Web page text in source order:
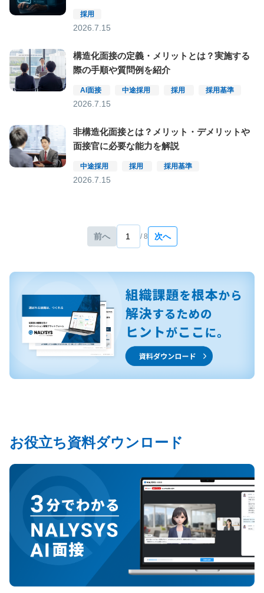
採用
2026.7.15
構造化面接の定義・メリットとは？実施する
際の手順や質問例を紹介
AI面接 中途採用 採用 採用基準
2026.7.15
非構造化面接とは？メリット・デメリットや
面接官に必要な能力を解説
中途採用 採用 採用基準
2026.7.15
前へ / 8 次へ
お役立ち資料ダウンロード